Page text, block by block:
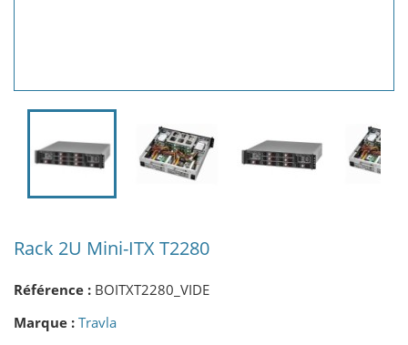
Rack 2U Mini-ITX T2280
Référence : BOITXT2280_VIDE
Marque : Travla